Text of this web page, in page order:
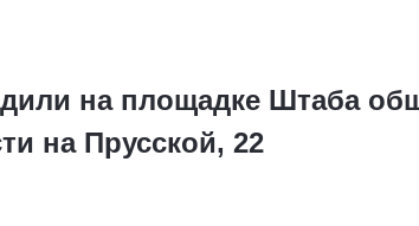
на площадке Штаба
на Прусской, 22